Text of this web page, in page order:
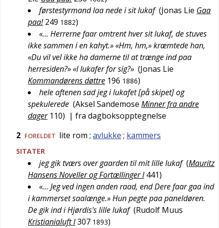
førstestyrmand laa nede i sit lukaf (Jonas Lie Gaa
paa! 249 1882)
«… Herrerne faar omtrent hver sit lukaf, de stuves
ikke sammen i en kahyt.» «Hm, hm,» kræmtede han,
«Du vil vel ikke ha damerne til at trænge ind paa
herresiden?» «I lukafer for sig?» (Jonas Lie
Kommandørens døttre 196 1886)
hele aftenen sad jeg i lukafet [på skipet] og
spekulerede (Aksel Sandemose Minner fra andre
dager 110) | fra dagboksopptegnelse
2 FORELDET lite rom ; avlukke ; kammers
SITATER
jeg gik tværs over gaarden til mit lille lukaf (Mauritz
Hansens Noveller og Fortællinger I 441)
«… Jeg ved ingen anden raad, end Dere faar gaa ind
i kammerset saalænge.» Hun pegte paa paneldøren.
De gik ind i Hjørdis's lille lukaf (Rudolf Muus
Kristianialuft I307 1893)